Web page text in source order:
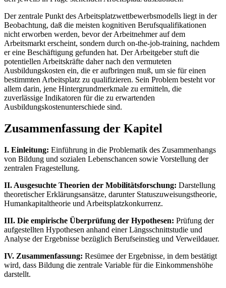
Der zentrale Punkt des Arbeitsplatzwettbewerbsmodells liegt in der
Beobachtung, daß die meisten kognitiven Berufsqualifikationen
nicht erworben werden, bevor der Arbeitnehmer auf dem
Arbeitsmarkt erscheint, sondern durch on-the-job-training, nachdem
er eine Beschäftigung gefunden hat. Der Arbeitgeber stuft die
potentiellen Arbeitskräfte daher nach den vermuteten
Ausbildungskosten ein, die er aufbringen muß, um sie für einen
bestimmten Arbeitsplatz zu qualifizieren. Sein Problem besteht vor
allem darin, jene Hintergrundmerkmale zu ermitteln, die
zuverlässige Indikatoren für die zu erwartenden
Ausbildungskostenunterschiede sind.
Zusammenfassung der Kapitel
I. Einleitung: Einführung in die Problematik des Zusammenhangs
von Bildung und sozialen Lebenschancen sowie Vorstellung der
zentralen Fragestellung.
II. Ausgesuchte Theorien der Mobilitätsforschung: Darstellung
theoretischer Erklärungsansätze, darunter Statuszuweisungstheorie,
Humankapitaltheorie und Arbeitsplatzkonkurrenz.
III. Die empirische Überprüfung der Hypothesen: Prüfung der
aufgestellten Hypothesen anhand einer Längsschnittstudie und
Analyse der Ergebnisse bezüglich Berufseinstieg und Verweildauer.
IV. Zusammenfassung: Resümee der Ergebnisse, in dem bestätigt
wird, dass Bildung die zentrale Variable für die Einkommenshöhe
darstellt.